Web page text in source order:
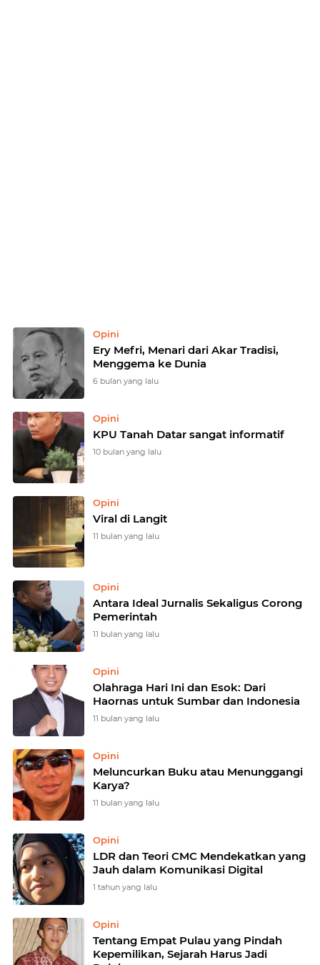
Opini
Ery Mefri, Menari dari Akar Tradisi,
Menggema ke Dunia
6 bulan yang lalu
Opini
KPU Tanah Datar sangat informatif
10 bulan yang lalu
Opini
Viral di Langit
11 bulan yang lalu
Opini
Antara Ideal Jurnalis Sekaligus Corong
Pemerintah
11 bulan yang lalu
Opini
Olahraga Hari Ini dan Esok: Dari
Haornas untuk Sumbar dan Indonesia
11 bulan yang lalu
Opini
Meluncurkan Buku atau Menunggangi
Karya?
11 bulan yang lalu
Opini
LDR dan Teori CMC Mendekatkan yang
Jauh dalam Komunikasi Digital
1 tahun yang lalu
Opini
Tentang Empat Pulau yang Pindah
Kepemilikan, Sejarah Harus Jadi